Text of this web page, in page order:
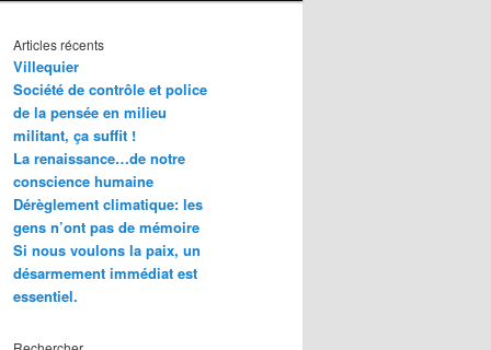
Articles récents
Villequier
Société de contrôle et police
de la pensée en milieu
militant, ça suffit !
La renaissance…de notre
conscience humaine
Dérèglement climatique: les
gens n’ont pas de mémoire
Si nous voulons la paix, un
désarmement immédiat est
essentiel.